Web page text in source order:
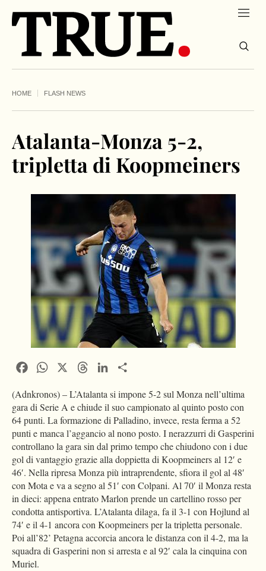
HOME FLASH NEWS
Atalanta-Monza 5-2,
tripletta di Koopmeiners
FacebookWhatsApp ThreadsLinkedIn
(Adnkronos) – L’Atalanta si impone 5-2 sul Monza nell’ultima
gara di Serie A e chiude il suo campionato al quinto posto con
64 punti. La formazione di Palladino, invece, resta ferma a 52
punti e manca l’aggancio al nono posto. I nerazzurri di Gasperini
controllano la gara sin dal primo tempo che chiudono con i due
gol di vantaggio grazie alla doppietta di Koopmeiners al 12′ e
46′. Nella ripresa Monza più intraprendente, sfiora il gol al 48′
con Mota e va a segno al 51′ con Colpani. Al 70′ il Monza resta
in dieci: appena entrato Marlon prende un cartellino rosso per
condotta antisportiva. L’Atalanta dilaga, fa il 3-1 con Hojlund al
74′ e il 4-1 ancora con Koopmeiners per la tripletta personale.
Poi all’82’ Petagna accorcia ancora le distanza con il 4-2, ma la
squadra di Gasperini non si arresta e al 92′ cala la cinquina con
Muriel.